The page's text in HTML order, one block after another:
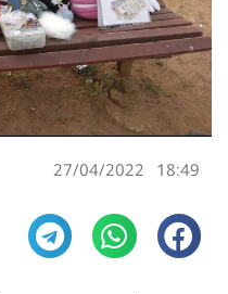
18:49
27/04/2022